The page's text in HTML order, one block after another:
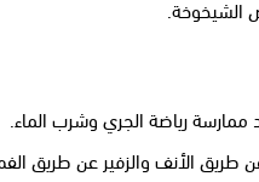
الشيخوخة.
ممارسة رياضة الجري وشرب الماء.
الأنف والزفير عن طريق الفم